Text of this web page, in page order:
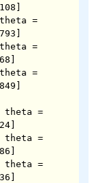
theta =
theta =
theta =
theta =
theta =
theta =